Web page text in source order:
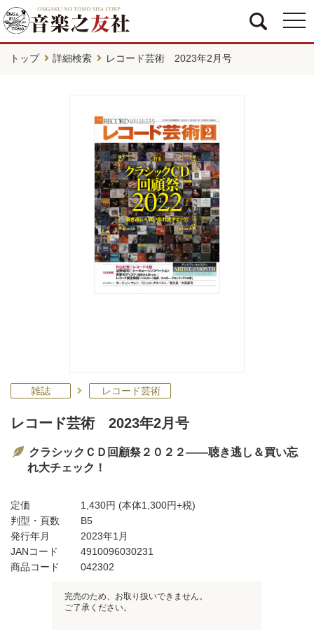
トップ 詳細検索 レコード芸術 2023年2月号
雑誌 レコード芸術
レコード芸術 2023年2月号
クラシックＣＤ回顧祭２０２２――聴き逃し＆買い忘
れ大チェック！
定価 1,430円 (本体1,300円+税)
判型・頁数
B5
発行年月
2023年1月
JANコード
4910096030231
商品コード
042302
完売のため、お取り扱いできません。
ご了承ください。